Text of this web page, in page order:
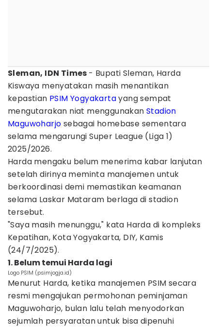
Sleman, IDN Times - Bupati Sleman, Harda
Kiswaya menyatakan masih menantikan
kepastian PSIM Yogyakartayang sempat
mengutarakan niat menggunakan Stadion
Maguwoharjo sebagai homebase sementara
selama mengarungi Super League (Liga 1)
2025/2026.
Harda mengaku belum menerima kabar lanjutan
setelah dirinya meminta manajemen untuk
berkoordinasi demi memastikan keamanan
selama Laskar Mataram berlaga di stadion
tersebut.
"Saya masih menunggu," kata Harda di kompleks
Kepatihan, Kota Yogyakarta, DIY, Kamis
(24/7/2025).
1. Belum temui Harda lagi
Logo PSIM (psimjogja.id)
Menurut Harda, ketika manajemen PSIM secara
resmi mengajukan permohonan peminjaman
Maguwoharjo, bulan lalu telah menyodorkan
sejumlah persyaratan untuk bisa dipenuhi